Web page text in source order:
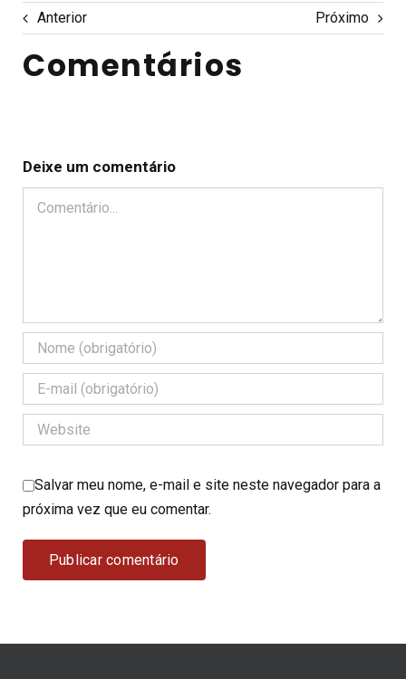
Anterior Próximo
Comentários
Deixe um comentário
Comentário
Salvar meu nome, e-mail e site neste navegador para a
próxima vez que eu comentar.